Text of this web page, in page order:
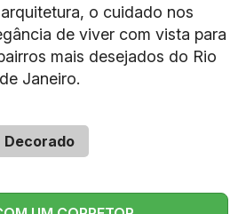
o cuidado nos
de viver com vista para
mais desejados do Rio
de Janeiro.
Decorado